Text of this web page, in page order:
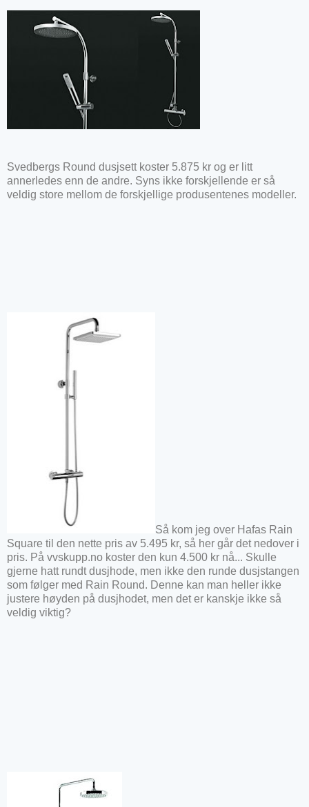
Svedbergs Round dusjsett koster 5.875 kr og er litt
annerledes enn de andre. Syns ikke forskjellende er så
veldig store mellom de forskjellige produsentenes modeller.
Så kom jeg over Hafas Rain
Square til den nette pris av 5.495 kr, så her går det nedover i
pris. På vvskupp.no koster den kun 4.500 kr nå... Skulle
gjerne hatt rundt dusjhode, men ikke den runde dusjstangen
som følger med Rain Round. Denne kan man heller ikke
justere høyden på dusjhodet, men det er kanskje ikke så
veldig viktig?